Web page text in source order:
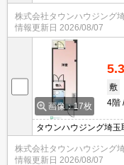
お探しさせて頂きます
株式会社タウンハウジング
情報更新日 2026/08/07
画像：17枚
5.3
敷
4階
タウンハウジング埼
できます・オンライ
株式会社タウンハウジング
情報更新日 2026/08/07